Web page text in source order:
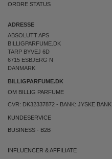
ORDRE STATUS
ADRESSE
ABSOLUTT APS
BILLIGPARFUME.DK
TARP BYVEJ 6D
6715 ESBJERG N
DANMARK
BILLIGPARFUME.DK
OM BILLIG PARFUME
CVR: DK32337872 - BANK: JYSKE BANK
KUNDESERVICE
BUSINESS - B2B
INFLUENCER & AFFILIATE